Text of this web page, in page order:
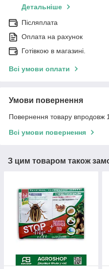
Детальніше
Післяплата
Оплата на рахунок
Готівкою в магазині.
Всі умови оплати
Умови повернення
Повернення товару впродовж
Всі умови повернення
З цим товаром також